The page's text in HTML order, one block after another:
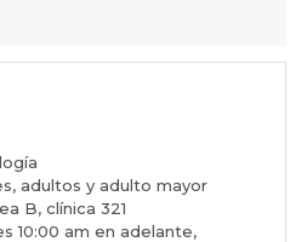
adultos y adulto mayor
B, clínica 321
10:00 am en adelante,